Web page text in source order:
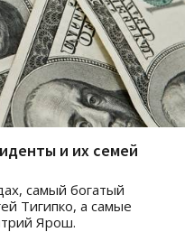
и их семей
самый богатый
Тигипко, а самые
Ярош.